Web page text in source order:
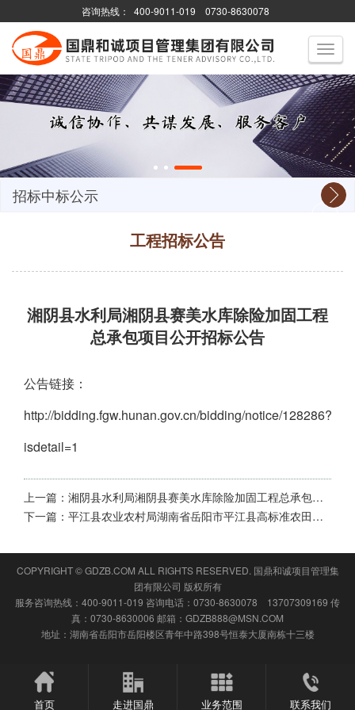
咨询热线： 400-9011-019 0730-8630078
招标中标公示
工程招标公告
湘阴县水利局湘阴县赛美水库除险加固工程
总承包项目公开招标公告
公告链接：
http://bidding.fgw.hunan.gov.cn/bidding/notice/128286?
isdetail=1
上一篇： 湘阴县水利局湘阴县赛美水库除险加固工程总承包项目公开招标公告
下一篇： 平江县农业农村局湖南省岳阳市平江县高标准农田建设项目（二〇二四年新增）项目公开招标公告
COPYRIGHT © GDZB.COM ALL RIGHTS RESERVED. 国鼎和诚项目管理集
团有限公司 版权所有
服务咨询热线：400-9011-019 咨询电话：0730-8630078 13707309169 传
真：0730-8630006 邮箱：GDZB888@MSN.COM
地址：湖南省岳阳市岳阳楼区青年中路398号恒泰大厦南栋十三楼
首页 走进国鼎 业务范围 联系我们
Toggle